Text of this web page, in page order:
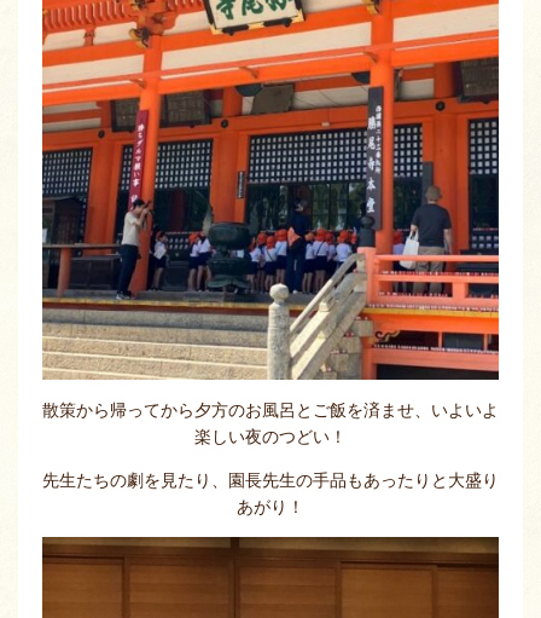
散策から帰ってから夕方のお風呂とご飯を済ませ、いよいよ
楽しい夜のつどい！
先生たちの劇を見たり、園長先生の手品もあったりと大盛り
あがり！